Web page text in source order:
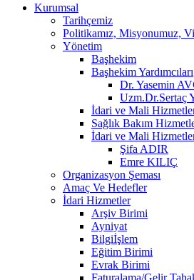
Kurumsal
Tarihçemiz
Politikamız, Misyonumuz,
Yönetim
Başhekim
Başhekim Yardımcıları
Dr. Yasemin
Uzm.Dr.Sertaç
İdari ve Mali
Sağlık Bakım
İdari ve Mali
Şifa ADIR
Emre KILIÇ
Organizasyon Şeması
Amaç Ve Hedefler
İdari Hizmetler
Arşiv Birimi
Ayniyat
Bilgiİşlem
Eğitim Birimi
Evrak Birimi
Faturalama/Gelir